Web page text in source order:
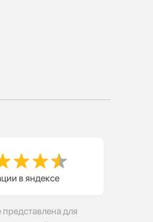
в яндексе
для